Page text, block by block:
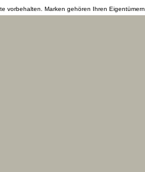
vorbehalten. Marken gehören Ihren Eigentümern